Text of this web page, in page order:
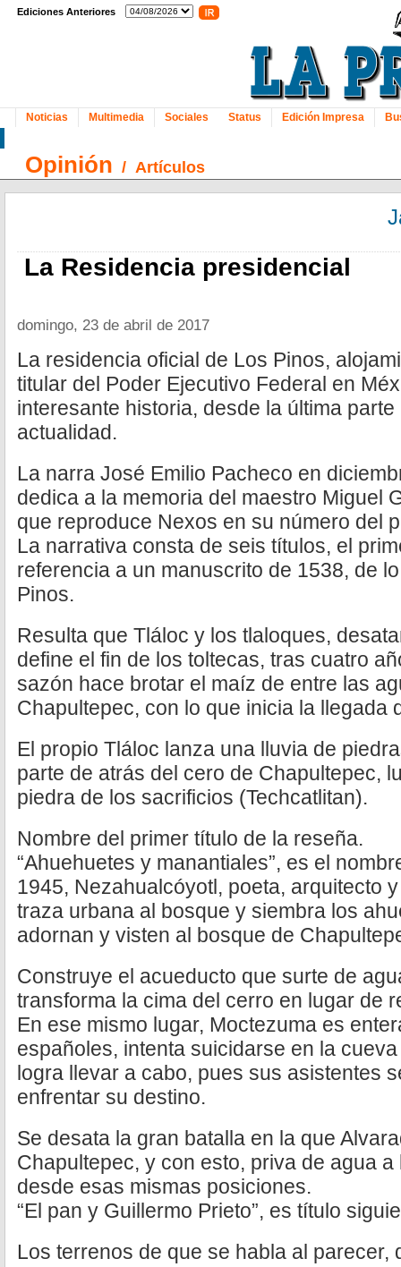
Ediciones Anteriores
Noticias Multimedia Sociales Status Edición Impresa
Opinión / Artículos
La Residencia presidencial
domingo, 23 de abril de 2017
La residencia oficial de Los Pinos,
titular del Poder Ejecutivo Federal en
interesante historia, desde la última
actualidad.
La narra José Emilio Pacheco en
dedica a la memoria del maestro Miguel
que reproduce Nexos en su número del
La narrativa consta de seis títulos, el
referencia a un manuscrito de 1538, de
Pinos.
Resulta que Tláloc y los tlaloques,
define el fin de los toltecas, tras cuatro
sazón hace brotar el maíz de entre las
Chapultepec, con lo que inicia la llegada
El propio Tláloc lanza una lluvia de
parte de atrás del cero de Chapultepec,
piedra de los sacrificios (Techcatlitan).
Nombre del primer título de la reseña.
“Ahuehuetes y manantiales”, es el
1945, Nezahualcóyotl, poeta, arquitecto
traza urbana al bosque y siembra los
adornan y visten al bosque de
Construye el acueducto que surte de
transforma la cima del cerro en lugar de
En ese mismo lugar, Moctezuma es
españoles, intenta suicidarse en la
logra llevar a cabo, pues sus asistentes
enfrentar su destino.
Se desata la gran batalla en la que
Chapultepec, y con esto, priva de agua
desde esas mismas posiciones.
“El pan y Guillermo Prieto”, es título
Los terrenos de que se habla al parecer,